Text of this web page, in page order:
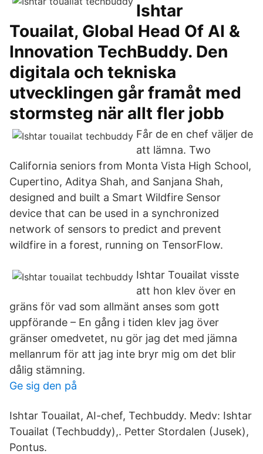
Ishtar
Touailat, Global Head Of AI &
Innovation TechBuddy. Den
digitala och tekniska
utvecklingen går framåt med
stormsteg när allt fler jobb
Får de en chef väljer de
att lämna. Two
California seniors from Monta Vista High School,
Cupertino, Aditya Shah, and Sanjana Shah,
designed and built a Smart Wildfire Sensor
device that can be used in a synchronized
network of sensors to predict and prevent
wildfire in a forest, running on TensorFlow.
Ishtar Touailat visste
att hon klev över en
gräns för vad som allmänt anses som gott
uppförande – En gång i tiden klev jag över
gränser omedvetet, nu gör jag det med jämna
mellanrum för att jag inte bryr mig om det blir
dålig stämning.
Ge sig den på
Ishtar Touailat, AI-chef, Techbuddy. Medv: Ishtar
Touailat (Techbuddy),. Petter Stordalen (Jusek),
Pontus.